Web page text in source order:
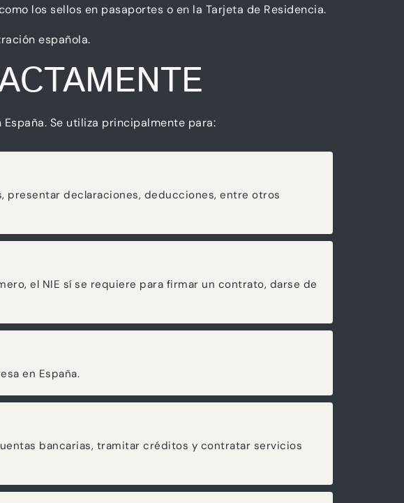
los sellos en pasaportes o en la Tarjeta de Residencia.
española.
Se utiliza principalmente para:
presentar declaraciones, deducciones, entre otros
el NIE sí se requiere para firmar un contrato, darse de
en España.
bancarias, tramitar créditos y contratar servicios